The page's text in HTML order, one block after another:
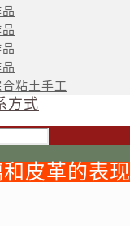
粘土手工
方式
皮革的表现